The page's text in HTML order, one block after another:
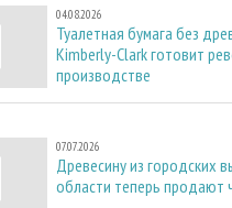
04.08.2026
Туалетная бумага без
Kimberly-Clark готовит
производстве
07.07.2026
Древесину из городских
области теперь продают